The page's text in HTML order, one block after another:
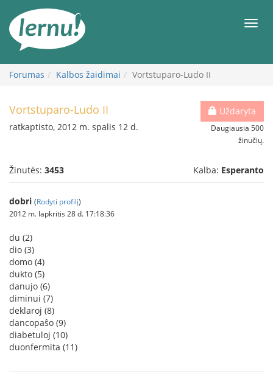
turinį
Forumas Kalbos žaidimai Vortstuparo-Ludo II
Uždaryta
Daugiausia 500
žinučių.
Vortstuparo-Ludo II
ratkaptisto, 2012 m. spalis 12 d.
Žinutės: 3453 Kalba: Esperanto
dobri (Rodyti profilį)
2012 m. lapkritis 28 d. 17:18:36
du (2)
dio (3)
domo (4)
dukto (5)
danujo (6)
diminui (7)
deklaroj (8)
dancopaŝo (9)
diabetuloj (10)
duonfermita (11)